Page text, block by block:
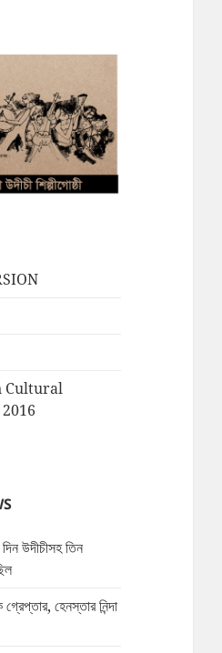
Cultural
উদীচীসহ তিন
হেনস্তার নিন্দা